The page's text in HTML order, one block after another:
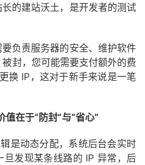
的建站沃土，是开发者的测试
负责服务器的安全、维护软件
封，您可能需要支付额外的费
换 IP，这对于新手来说是一笔
在于“防封”与“省心”
是动态分配，系统后台会实时
旦发现某条线路的 IP 异常，后